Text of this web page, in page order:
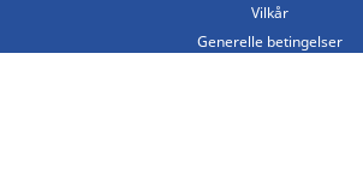
Vilkår
Generelle betingelser